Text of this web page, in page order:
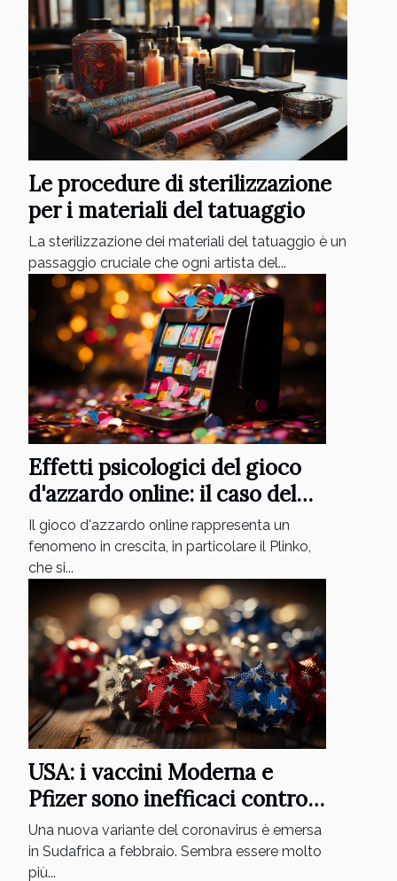
Le procedure di sterilizzazione
per i materiali del tatuaggio
La sterilizzazione dei materiali del tatuaggio è un
passaggio cruciale che ogni artista del...
Effetti psicologici del gioco
d'azzardo online: il caso del
Plinko
Il gioco d'azzardo online rappresenta un
fenomeno in crescita, in particolare il Plinko,
che si...
USA: i vaccini Moderna e
Pfizer sono inefficaci contro
la variante
Una nuova variante del coronavirus è emersa
in Sudafrica a febbraio. Sembra essere molto
più...